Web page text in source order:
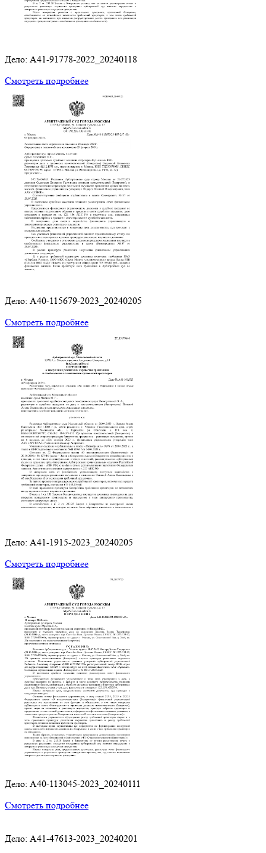
Дело: A41-91778-2022_20240118
Смотреть подробнее
Дело: A40-115679-2023_20240205
Смотреть подробнее
Дело: A41-1915-2023_20240205
Смотреть подробнее
Дело: A40-113045-2023_20240111
Смотреть подробнее
Дело: A41-47613-2023_20240201